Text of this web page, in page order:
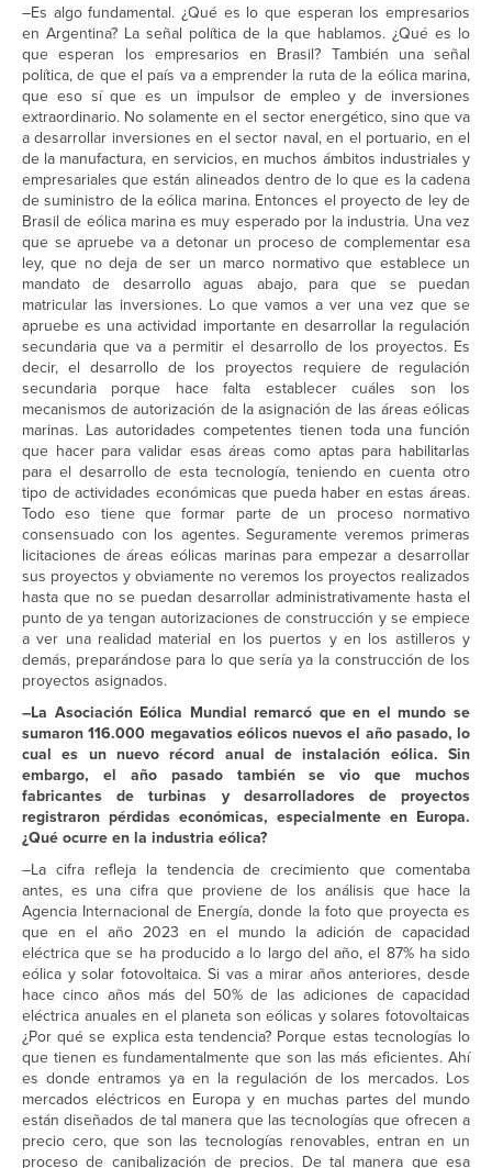
–Es algo fundamental. ¿Qué es lo que esperan los empresarios
en Argentina? La señal política de la que hablamos. ¿Qué es lo
que esperan los empresarios en Brasil? También una señal
política, de que el país va a emprender la ruta de la eólica marina,
que eso sí que es un impulsor de empleo y de inversiones
extraordinario. No solamente en el sector energético, sino que va
a desarrollar inversiones en el sector naval, en el portuario, en el
de la manufactura, en servicios, en muchos ámbitos industriales y
empresariales que están alineados dentro de lo que es la cadena
de suministro de la eólica marina. Entonces el proyecto de ley de
Brasil de eólica marina es muy esperado por la industria. Una vez
que se apruebe va a detonar un proceso de complementar esa
ley, que no deja de ser un marco normativo que establece un
mandato de desarrollo aguas abajo, para que se puedan
matricular las inversiones. Lo que vamos a ver una vez que se
apruebe es una actividad importante en desarrollar la regulación
secundaria que va a permitir el desarrollo de los proyectos. Es
decir, el desarrollo de los proyectos requiere de regulación
secundaria porque hace falta establecer cuáles son los
mecanismos de autorización de la asignación de las áreas eólicas
marinas. Las autoridades competentes tienen toda una función
que hacer para validar esas áreas como aptas para habilitarlas
para el desarrollo de esta tecnología, teniendo en cuenta otro
tipo de actividades económicas que pueda haber en estas áreas.
Todo eso tiene que formar parte de un proceso normativo
consensuado con los agentes. Seguramente veremos primeras
licitaciones de áreas eólicas marinas para empezar a desarrollar
sus proyectos y obviamente no veremos los proyectos realizados
hasta que no se puedan desarrollar administrativamente hasta el
punto de ya tengan autorizaciones de construcción y se empiece
a ver una realidad material en los puertos y en los astilleros y
demás, preparándose para lo que sería ya la construcción de los
proyectos asignados.
–La Asociación Eólica Mundial remarcó que en el mundo se
sumaron 116.000 megavatios eólicos nuevos el año pasado, lo
cual es un nuevo récord anual de instalación eólica. Sin
embargo, el año pasado también se vio que muchos
fabricantes de turbinas y desarrolladores de proyectos
registraron pérdidas económicas, especialmente en Europa.
¿Qué ocurre en la industria eólica?
–La cifra refleja la tendencia de crecimiento que comentaba
antes, es una cifra que proviene de los análisis que hace la
Agencia Internacional de Energía, donde la foto que proyecta es
que en el año 2023 en el mundo la adición de capacidad
eléctrica que se ha producido a lo largo del año, el 87% ha sido
eólica y solar fotovoltaica. Si vas a mirar años anteriores, desde
hace cinco años más del 50% de las adiciones de capacidad
eléctrica anuales en el planeta son eólicas y solares fotovoltaicas
¿Por qué se explica esta tendencia? Porque estas tecnologías lo
que tienen es fundamentalmente que son las más eficientes. Ahí
es donde entramos ya en la regulación de los mercados. Los
mercados eléctricos en Europa y en muchas partes del mundo
están diseñados de tal manera que las tecnologías que ofrecen a
precio cero, que son las tecnologías renovables, entran en un
proceso de canibalización de precios. De tal manera que esa